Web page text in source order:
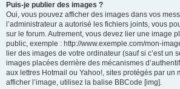
Puis-je publier des images ?
Oui, vous pouvez afficher des images dans vos
l’administrateur a autorisé les fichiers joints, vous
sur le forum. Autrement, vous devez lier une image
public, exemple : http://www.exemple.com/mon-
lier des images de votre ordinateur (sauf si c’est un
images placées derrière des mécanismes
aux lettres Hotmail ou Yahoo!, sites protégés par un
afficher l’image, utilisez la balise BBCode [img].